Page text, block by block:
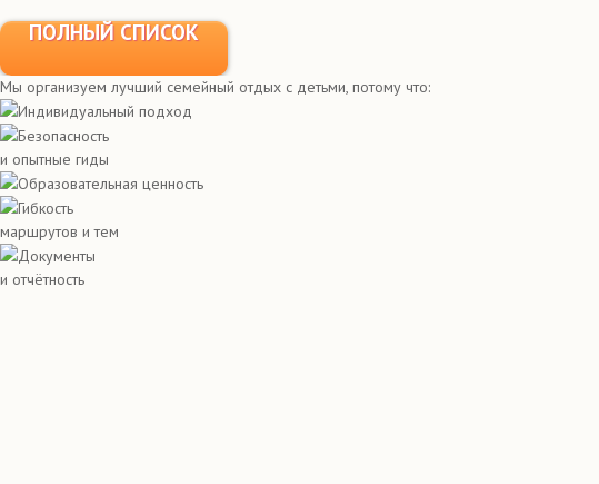
ПОЛНЫЙ СПИСОК
Мы организуем лучший семейный отдых с детьми, потому что:
Индивидуальный подход
Безопасность
и опытные гиды
Образовательная ценность
Гибкость
маршрутов и тем
Документы
и отчётность